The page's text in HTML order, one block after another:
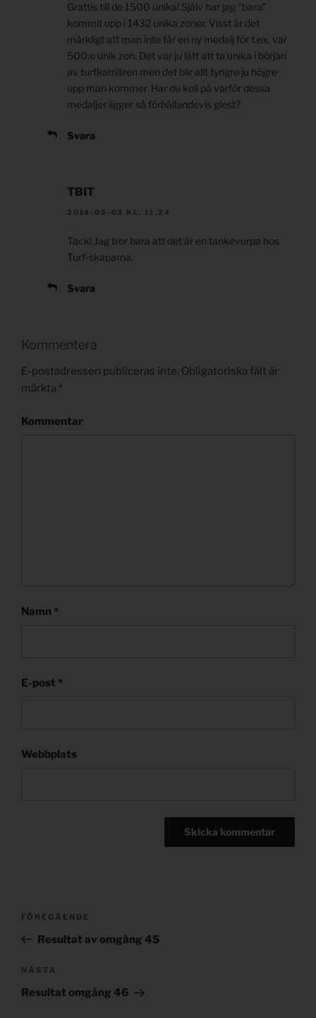
Grattis till de 1500 unika! Själv har jag “bara”
kommit upp i 1432 unika zoner. Visst är det
märkligt att man inte får en ny medalj för t.ex. var
500:e unik zon. Det var ju lätt att ta unika i början
av turfkarriären men det blir allt tyngre ju högre
upp man kommer. Har du koll på varför dessa
medaljer ligger så förhållandevis glest?
Svara
TBIT
2014-05-03 KL. 11.24
Tack! Jag tror bara att det är en tankevurpa hos
Turf-skaparna.
Svara
Kommentera
E-postadressen publiceras inte. Obligatoriska fält är
märkta *
Kommentar
Namn *
E-post *
Webbplats
Post
Föregående
inlägg
FÖREGÅENDE
Resultat av omgång 45
Nästa
inlägg
NÄSTA
Resultat omgång 46